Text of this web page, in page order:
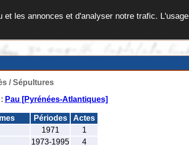
les annonces et d'analyser notre trafic. L'usage
/ Sépultures
Pau [Pyrénées-Atlantiques]
Périodes
Actes
1971
1
1973-1995
4